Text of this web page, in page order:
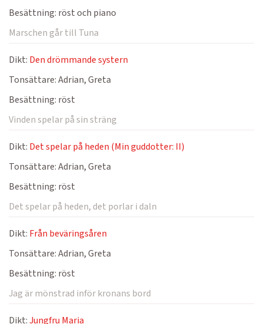
Besättning: röst och piano
Marschen går till Tuna
Dikt: Den drömmande systern
Tonsättare:Adrian, Greta
Besättning: röst
Vinden spelar på sin sträng
Dikt: Det spelar på heden (Min guddotter: II)
Tonsättare:Adrian, Greta
Besättning: röst
Det spelar på heden, det porlar i daln
Dikt: Från beväringsåren
Tonsättare:Adrian, Greta
Besättning: röst
Jag är mönstrad inför kronans bord
Dikt:Jungfru Maria